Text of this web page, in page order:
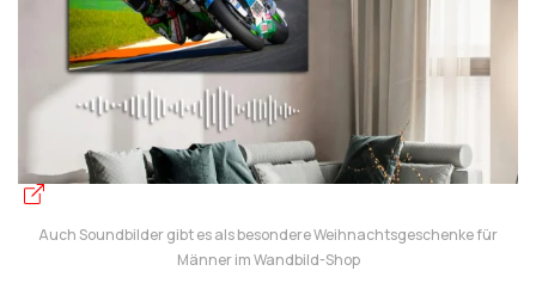
Auch Soundbilder gibt es als besondere Weihnachtsgeschenke für
Männer im Wandbild-Shop